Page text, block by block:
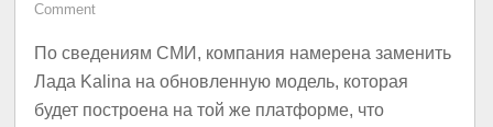
Comment
По сведениям СМИ, компания намерена заменить
Лада Kalina на обновленную модель, которая
будет построена на той же платформе, что